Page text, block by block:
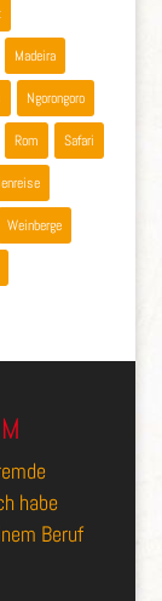
Madeira
Ngorongoro
Rom Safari
Weinberge
habe
Beruf